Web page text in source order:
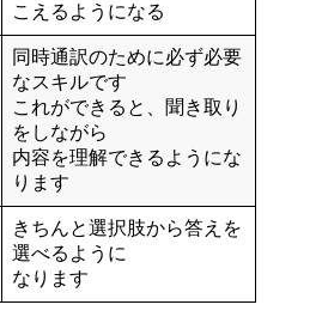
こえるようになる
同時通訳のために必ず必要
なスキルです
これができると、聞き取り
をしながら
内容を理解できるようにな
ります
きちんと選択肢から答えを
選べるように
なります